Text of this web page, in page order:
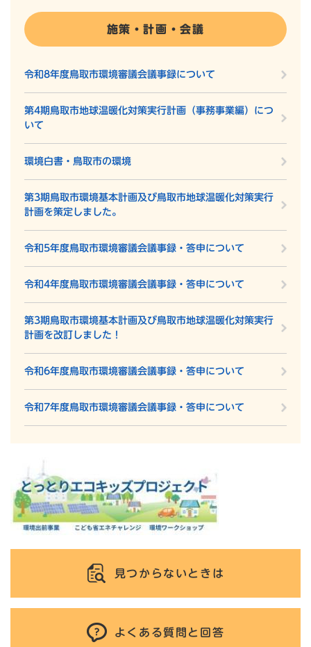
施策・計画・会議
令和8年度鳥取市環境審議会議事録について
第4期鳥取市地球温暖化対策実行計画（事務事業編）につ
いて
環境白書・鳥取市の環境
第3期鳥取市環境基本計画及び鳥取市地球温暖化対策実行
計画を策定しました。
令和5年度鳥取市環境審議会議事録・答申について
令和4年度鳥取市環境審議会議事録・答申について
第3期鳥取市環境基本計画及び鳥取市地球温暖化対策実行
計画を改訂しました！
令和6年度鳥取市環境審議会議事録・答申について
令和7年度鳥取市環境審議会議事録・答申について
見つからないときは
よくある質問と回答